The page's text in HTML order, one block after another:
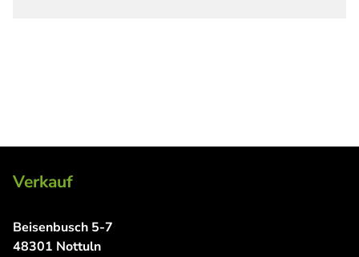
Verkauf
Beisenbusch 5-7
48301 Nottuln